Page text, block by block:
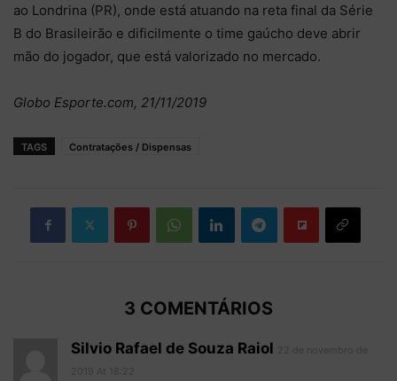
ao Londrina (PR), onde está atuando na reta final da Série
B do Brasileirão e dificilmente o time gaúcho deve abrir
mão do jogador, que está valorizado no mercado.
Globo Esporte.com, 21/11/2019
TAGS Contratações / Dispensas
3 COMENTÁRIOS
Silvio Rafael de Souza Raiol